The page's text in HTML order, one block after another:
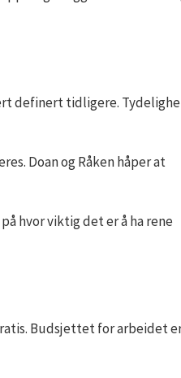
definert tidligere.
Doan og Råken håper at
hvor viktig det er å ha rene
Budsjettet for arbeidet